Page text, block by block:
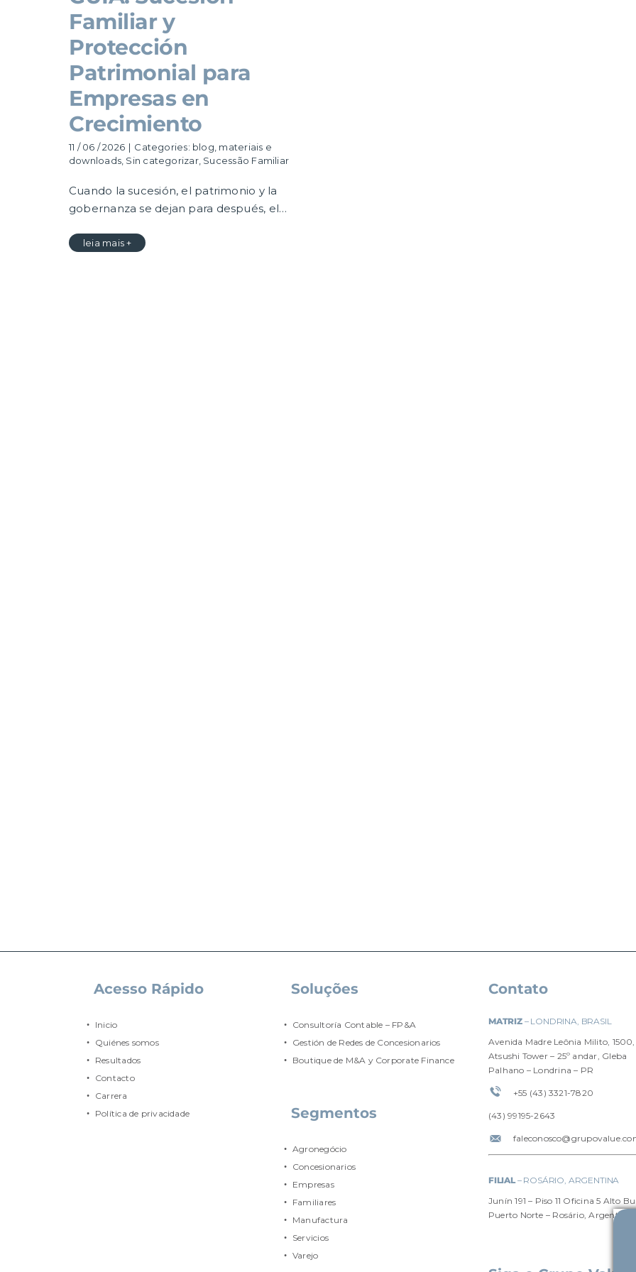
Familiar y
Protección
Patrimonial para
Empresas en
Crecimiento
11 / 06 / 2026 | Categories: blog materiais e
downloads, Sin categorizar, Sucessão Familiar
Cuando la sucesión, el patrimonio y la
gobernanza se dejan para después, el…
leia mais +
Acesso Rápido
Inicio
Quiénes somos
Resultados
Contacto
Carrera
Política de privacidade
Soluções
Consultoría Contable – FP&A
Gestión de Redes de Concesionarios
Boutique de M&A y Corporate Finance
Segmentos
Agronegócio
Concesionarios
Empresas
Familiares
Manufactura
Servicios
Varejo
Contato
MATRIZ– LONDRINA, BRASIL
Avenida Madre Leônia Milito, 1500,
Atsushi Tower – 25º andar, Gleba
Palhano – Londrina – PR
+55 (43) 3321-7820
(43) 99195-2643
FILIAL– ROSÁRIO, ARGENTINA
Junín 191 – Piso 11 Oficina 5 Alto
Puerto Norte – Rosário, Argentina